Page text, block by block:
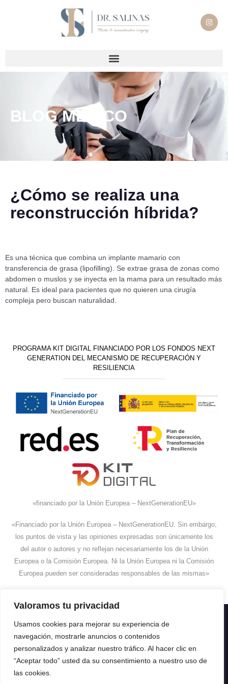
Valoramos tu privacidad
Usamos cookies para mejorar su experiencia de
navegación, mostrarle anuncios o contenidos
personalizados y analizar nuestro tráfico. Al hacer clic en
“Aceptar todo” usted da su consentimiento a nuestro uso de
las cookies.
BLOG MÉDICO
¿Cómo se realiza una
reconstrucción híbrida?
Es una técnica que combina un implante mamario con
transferencia de grasa (lipofilling). Se extrae grasa de zonas como
abdomen o muslos y se inyecta en la mama para un resultado más
natural. Es ideal para pacientes que no quieren una cirugía
compleja pero buscan naturalidad.
PROGRAMA KIT DIGITAL FINANCIADO POR LOS FONDOS NEXT
GENERATION DEL MECANISMO DE RECUPERACIÓN Y
RESILIENCIA
«financiado por la Unión Europea – NextGenerationEU»
«Financiado por la Unión Europea – NextGenerationEU. Sin embargo,
los puntos de vista y las opiniones expresadas son únicamente los
del autor o autores y no reflejan necesariamente los de la Unión
Europea o la Comisión Europea. Ni la Unión Europea ni la Comisión
Europea pueden ser consideradas responsables de las mismas»